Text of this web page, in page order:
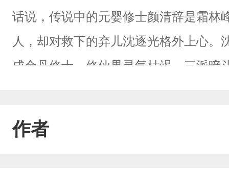
话说，传说中的元婴修士颜清辞是霜林
人，却对救下的弃儿沈逐光格外上心
成金丹修士。修仙界灵气枯竭、三派
作者